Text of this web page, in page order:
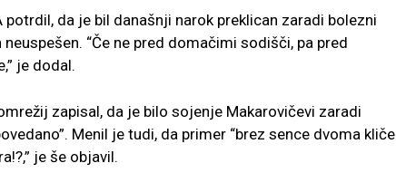
potrdil, da je bil današnji narok preklican zaradi bolezni
“Če ne pred domačimi sodišči, pa pred
je dodal.
zapisal, da je bilo sojenje Makarovičevi zaradi
Menil je tudi, da primer “brez sence dvoma kliče
je še objavil.